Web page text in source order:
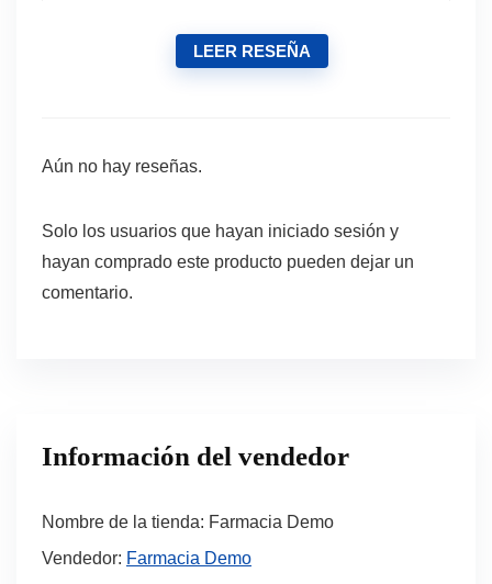
LEER RESEÑA
Aún no hay reseñas.
Solo los usuarios que hayan iniciado sesión y
hayan comprado este producto pueden dejar un
comentario.
Información del vendedor
Nombre de la tienda: Farmacia Demo
Vendedor: Farmacia Demo